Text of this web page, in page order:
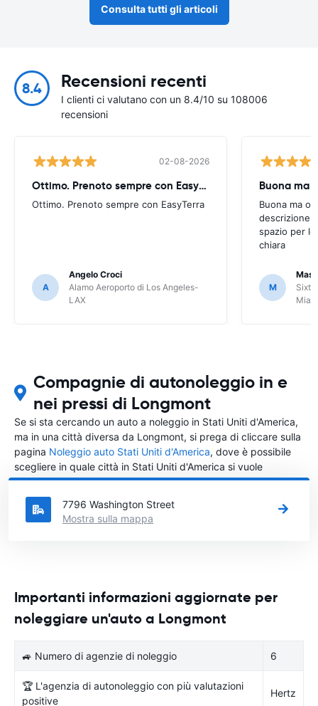
Consulta tutti gli articoli
8.4 Recensioni recenti
I clienti ci valutano con un 8.4/10 su 108006
recensioni
02-08-2026
Ottimo. Prenoto sempre con EasyTerra
Ottimo. Prenoto sempre con EasyTerra
A
Angelo Croci
Alamo Aeroporto di Los Angeles-
LAX
Buona ma
Buona ma
descrizione
spazio per
chiara
M
Sixt
Compagnie di autonoleggio in e
nei pressi di Longmont
Se si sta cercando un auto a noleggio in Stati Uniti d'America,
ma in una città diversa da Longmont, si prega di cliccare sulla
pagina Noleggio auto Stati Uniti d'America, dove è possibile
scegliere in quale città in Stati Uniti d'America si vuole
noleggiare l'auto.
7796 Washington Street
Mostra sulla mappa
Importanti informazioni aggiornate per
noleggiare un'auto a Longmont
🚙 Numero di agenzie di noleggio 6
🏆 L'agenzia di autonoleggio con più valutazioni
positive
Hertz